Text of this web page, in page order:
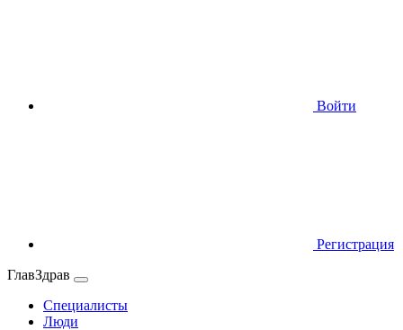
Войти
Регистрация
ГлавЗдрав
Специалисты
Люди